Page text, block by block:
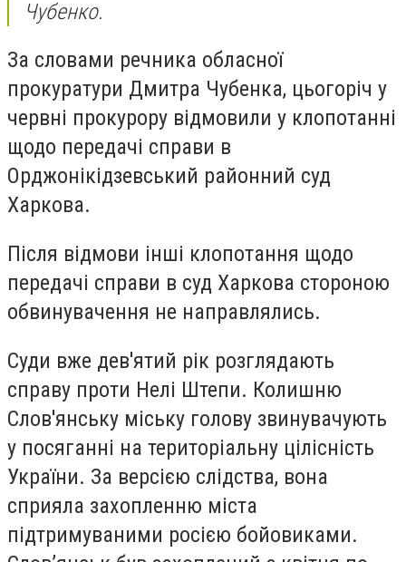
Чубенко.
За словами речника обласної
прокуратури Дмитра Чубенка, цьогоріч у
червні прокурору відмовили у клопотанні
щодо передачі справи в
Орджонікідзевський районний суд
Харкова.
Після відмови інші клопотання щодо
передачі справи в суд Харкова стороною
обвинувачення не направлялись.
Суди вже дев'ятий рік розглядають
справу проти Нелі Штепи. Колишню
Слов'янську міську голову звинувачують
у посяганні на територіальну цілісність
України. За версією слідства, вона
сприяла захопленню міста
підтримуваними росією бойовиками.